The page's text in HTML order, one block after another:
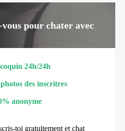
pour chater avec
24h/24h
des inscritres
anonyme
toi gratuitement et chat